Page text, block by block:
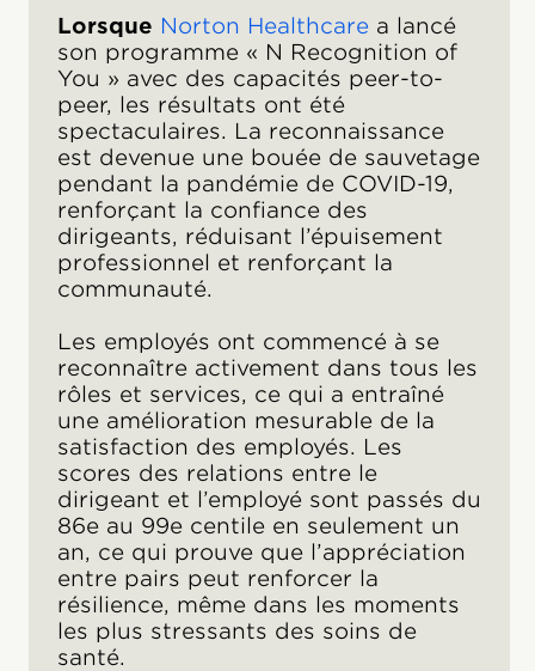
Lorsque Norton Healthcare a lancé
son programme « N Recognition of
You » avec des capacités peer-to-
peer, les résultats ont été
spectaculaires. La reconnaissance
est devenue une bouée de sauvetage
pendant la pandémie de COVID-19,
renforçant la confiance des
dirigeants, réduisant l’épuisement
professionnel et renforçant la
communauté.
Les employés ont commencé à se
reconnaître activement dans tous les
rôles et services, ce qui a entraîné
une amélioration mesurable de la
satisfaction des employés. Les
scores des relations entre le
dirigeant et l’employé sont passés du
86e au 99e centile en seulement un
an, ce qui prouve que l’appréciation
entre pairs peut renforcer la
résilience, même dans les moments
les plus stressants des soins de
santé.